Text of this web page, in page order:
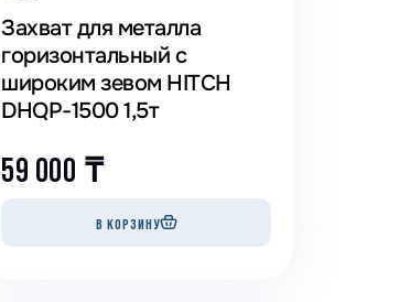
Захват для металла
горизонтальный с
широким зевом HITCH
DHQP-1500 1,5т
59 000 ₸
В КОРЗИНУ